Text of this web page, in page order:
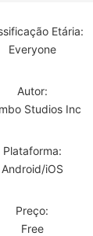
Etária:
Everyone
Autor:
Studios Inc
Plataforma:
Android/iOS
Preço:
Free